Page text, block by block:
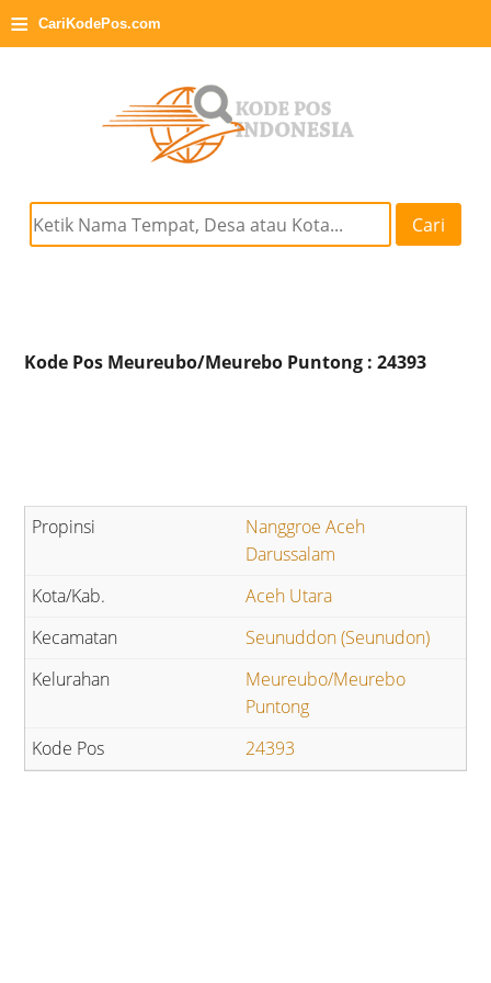
≡ CariKodePos.com
Cari
Kode Pos Meureubo/Meurebo Puntong : 24393
Nanggroe Aceh
Darussalam
Aceh Utara
Seunuddon (Seunudon)
Meureubo/Meurebo
Puntong
24393